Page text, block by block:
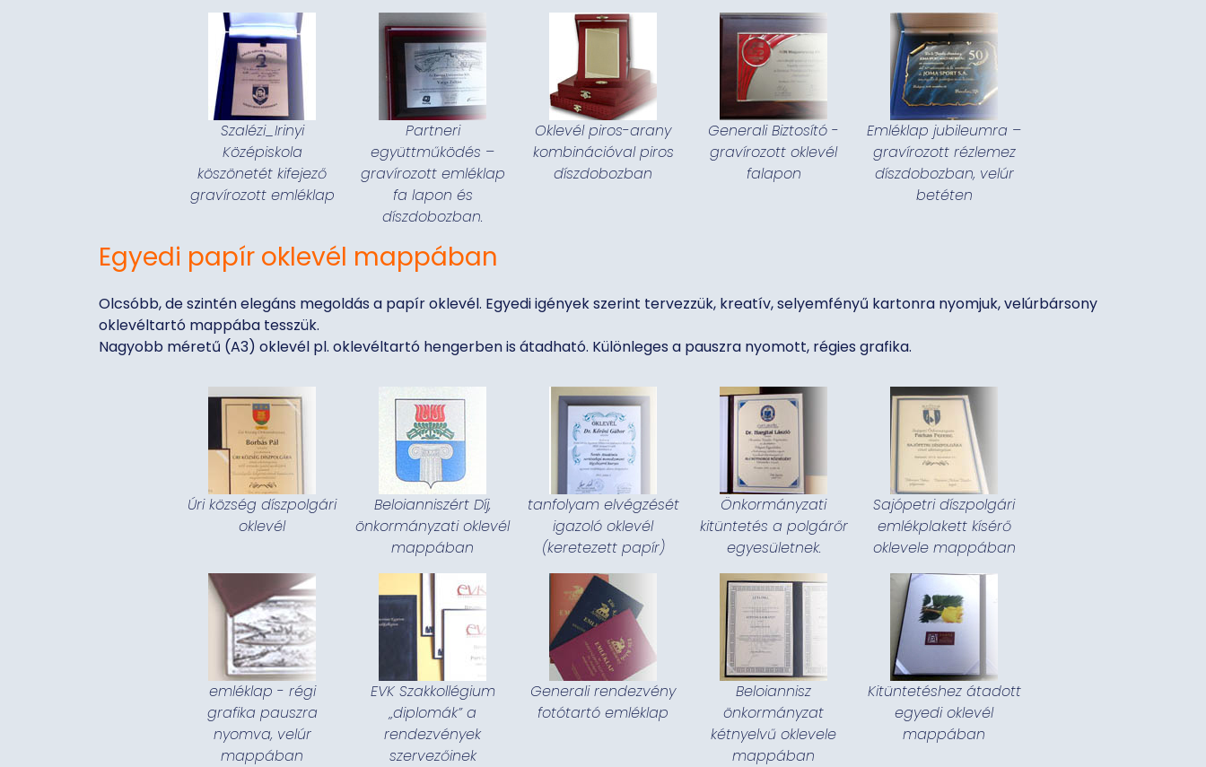
Szalézi_Irinyi
Középiskola
köszönetét kifejező
gravírozott emléklap
Partneri
együttműködés –
gravírozott emléklap
fa lapon és
díszdobozban.
Oklevél piros-arany
kombinációval piros
díszdobozban
Generali Biztosító -
gravírozott oklevél
falapon
Emléklap jubileumra –
gravírozott rézlemez
díszdobozban, velúr
betéten
Egyedi papír oklevél mappában
Olcsóbb, de szintén elegáns megoldás a papír oklevél. Egyedi igények szerint tervezzük, kreatív, selyemfényű kartonra nyomjuk, velúrbársony
oklevéltartó mappába tesszük.
Nagyobb méretű (A3) oklevél pl. oklevéltartó hengerben is átadható. Különleges a pauszra nyomott, régies grafika.
Úri község díszpolgári
oklevél
Beloianniszért Díj,
önkormányzati oklevél
mappában
tanfolyam elvégzését
igazoló oklevél
(keretezett papír)
Önkormányzati
kitüntetés a polgárőr
egyesületnek.
Sajópetri díszpolgári
emlékplakett kísérő
oklevele mappában
emléklap - régi
grafika pauszra
nyomva, velúr
mappában
EVK Szakkollégium
„diplomák” a
rendezvények
szervezőinek
Generali rendezvény
fotótartó emléklap
Beloiannisz
önkormányzat
kétnyelvű oklevele
mappában
Kitüntetéshez átadott
egyedi oklevél
mappában